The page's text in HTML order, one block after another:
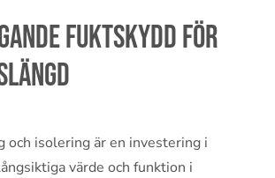
fuktskydd för
och isolering är en investering i
värde och funktion i